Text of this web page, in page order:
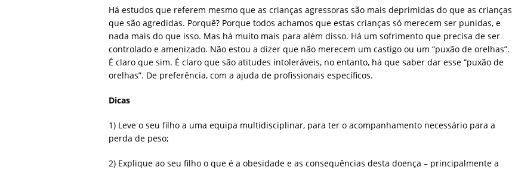
Há estudos que referem mesmo que as crianças agressoras são mais deprimidas do que as crianças
que são agredidas. Porquê? Porque todos achamos que estas crianças só merecem ser punidas, e
nada mais do que isso. Mas há muito mais para além disso. Há um sofrimento que precisa de ser
controlado e amenizado. Não estou a dizer que não merecem um castigo ou um “puxão de orelhas”.
É claro que sim. É claro que são atitudes intoleráveis, no entanto, há que saber dar esse “puxão de
orelhas”. De preferência, com a ajuda de profissionais específicos.
Dicas
1) Leve o seu filho a uma equipa multidisciplinar, para ter o acompanhamento necessário para a
perda de peso;
2) Explique ao seu filho o que é a obesidade e as consequências desta doença – principalmente a